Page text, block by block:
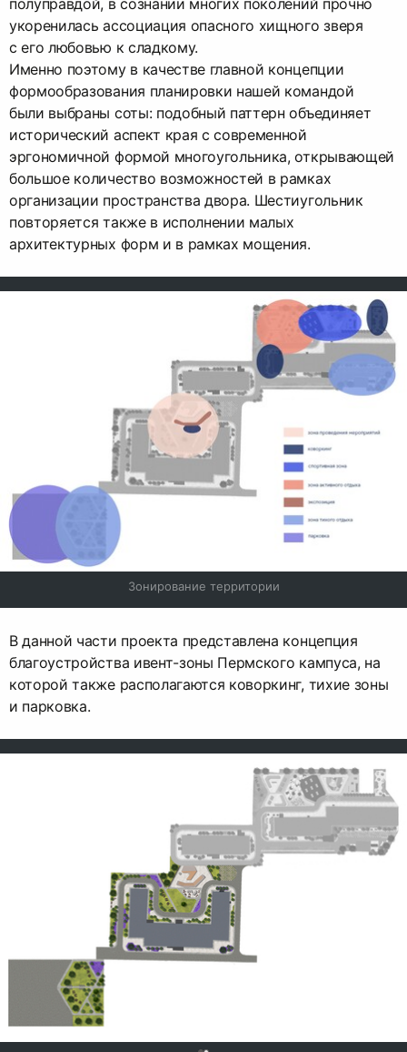
полуправдой, в сознании многих поколений прочно
укоренилась ассоциация опасного хищного зверя
с его любовью к сладкому.
Именно поэтому в качестве главной концепции
формообразования планировки нашей командой
были выбраны соты: подобный паттерн объединяет
исторический аспект края с современной
эргономичной формой многоугольника, открывающей
большое количество возможностей в рамках
организации пространства двора. Шестиугольник
повторяется также в исполнении малых
архитектурных форм и в рамках мощения.
Зонирование территории
В данной части проекта представлена концепция
благоустройства ивент-зоны Пермского кампуса, на
которой также располагаются коворкинг, тихие зоны
и парковка.